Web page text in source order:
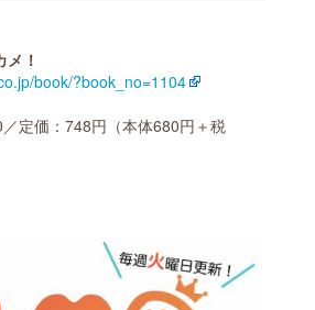
！
book/?book_no=1104
定価：748円（本体680円＋税